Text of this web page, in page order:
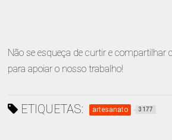
Não se esqueça de curtir e compartilhar
para apoiar o nosso trabalho!
ETIQUETAS: artesanato 3177